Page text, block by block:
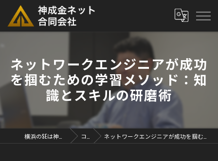
ネットワークエンジニアが成功
を掴むための学習メソッド：知
識とスキルの研磨術
コラム ネットワークエンジニアが成功を掴むための学習メソッド：知識とスキルの研磨術